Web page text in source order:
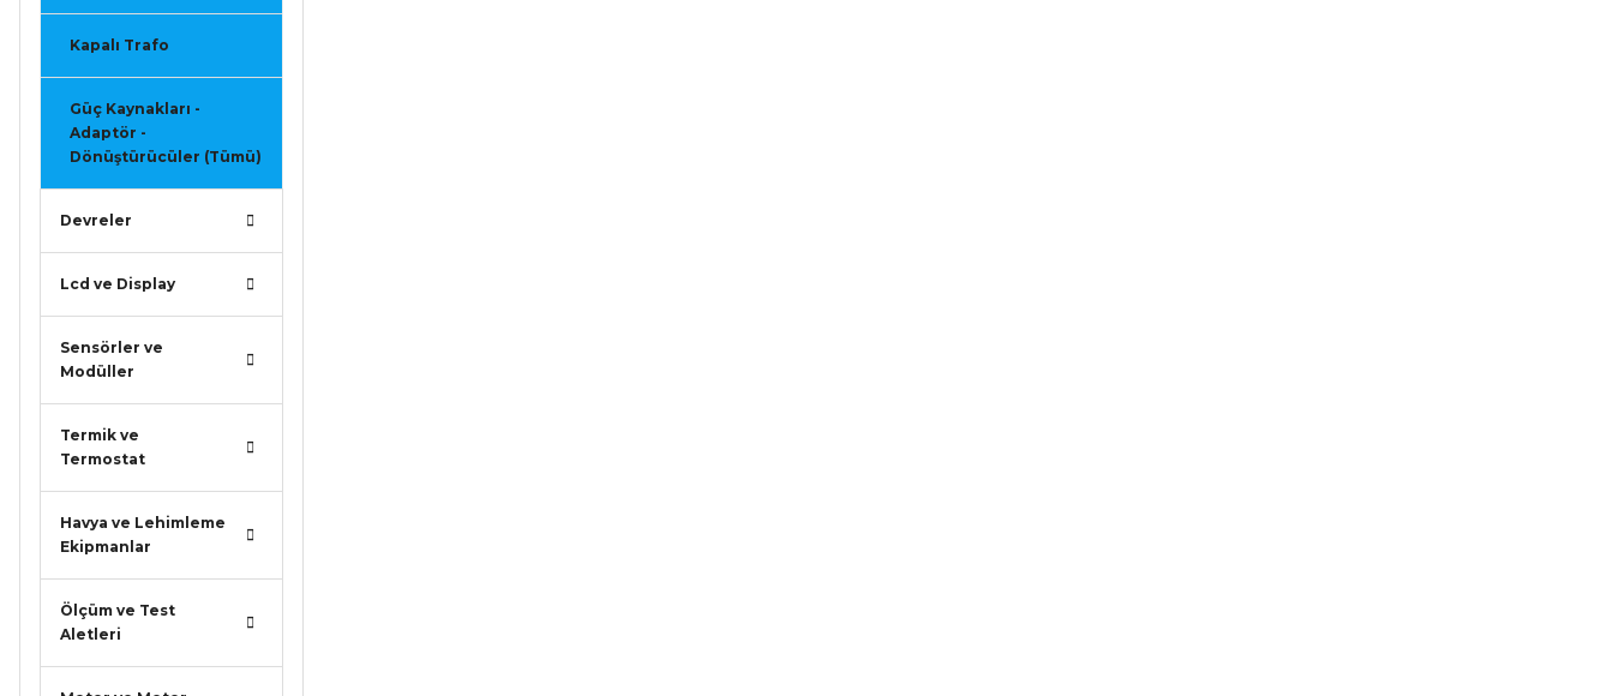
Kapalı Trafo
Güç Kaynakları -
Adaptör -
Dönüştürücüler (Tümü)
Devreler
Lcd ve Display
Sensörler ve
Modüller
Termik ve
Termostat
Havya ve Lehimleme
Ekipmanlar
Ölçüm ve Test
Aletleri